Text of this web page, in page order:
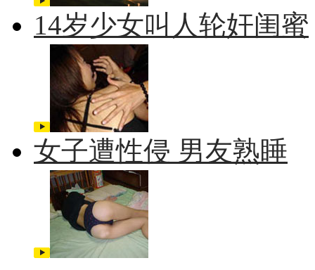
14岁少女叫人轮奸闺蜜
女子遭性侵 男友熟睡